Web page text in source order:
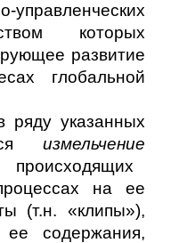
которых
развитие
глобальной
ряду указанных
измельчение
на ее
(т.н. «клипы»),
содержания,